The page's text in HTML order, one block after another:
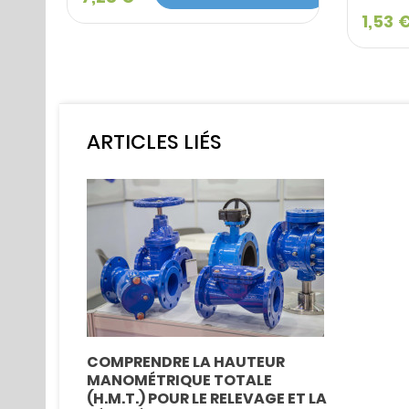
1,53
ARTICLES LIÉS
COMPRENDRE LA HAUTEUR
MANOMÉTRIQUE TOTALE
(H.M.T.) POUR LE RELEVAGE ET LA